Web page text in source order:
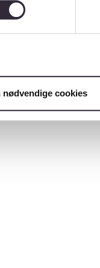
nødvendige cookies